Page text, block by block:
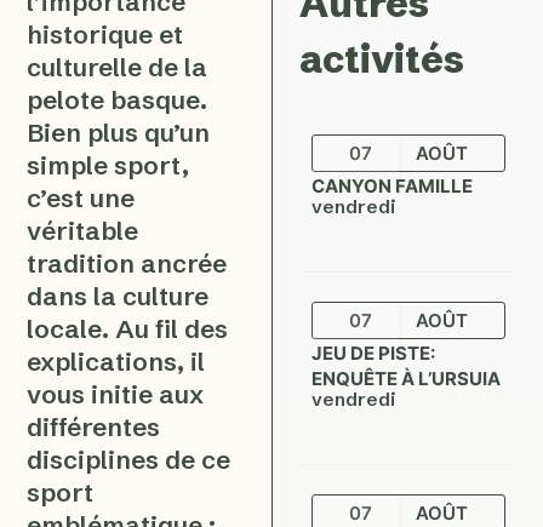
historique et
culturelle de la
pelote basque.
Bien plus qu’un
simple sport,
c’est une
véritable
tradition ancrée
dans la culture
locale. Au fil des
explications, il
vous initie aux
différentes
disciplines de ce
sport
activités
07
AOÛT
CANYON FAMILLE
vendredi
07
AOÛT
JEU DE PISTE:
ENQUÊTE À L’URSUIA
vendredi
07
AOÛT